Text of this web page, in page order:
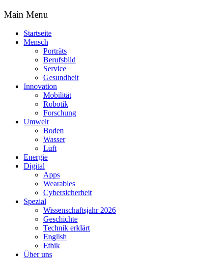
Main Menu
Startseite
Mensch
Porträts
Berufsbild
Service
Gesundheit
Innovation
Mobilität
Robotik
Forschung
Umwelt
Boden
Wasser
Luft
Energie
Digital
Apps
Wearables
Cybersicherheit
Spezial
Wissenschaftsjahr 2026
Geschichte
Technik erklärt
English
Ethik
Über uns